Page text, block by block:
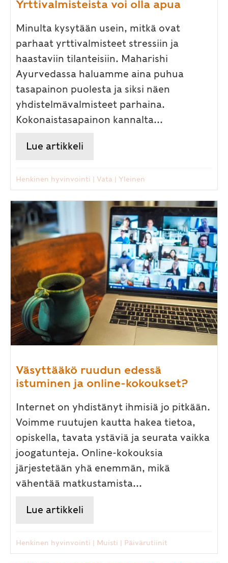
Yrttivalmisteista voi olla apua
Minulta kysytään usein, mitkä ovat
parhaat yrttivalmisteet stressiin ja
haastaviin tilanteisiin. Maharishi
Ayurvedassa haluamme aina puhua
tasapainon puolesta ja siksi näen
yhdistelmävalmisteet parhaina.
Kokonaistasapainon kannalta...
Lue artikkeli
Henkinen hyvinvointi | Vata | Yleinen
Väsyttääkö ruudun edessä
istuminen ja online-kokoukset?
Internet on yhdistänyt ihmisiä jo pitkään.
Voimme ruutujen kautta hakea tietoa,
opiskella, tavata ystäviä ja seurata vaikka
joogatunteja. Online-kokouksia
järjestetään yhä enemmän, mikä
vähentää matkustamista...
Lue artikkeli
Henkinen hyvinvointi | Muisti | Päivärutiinit